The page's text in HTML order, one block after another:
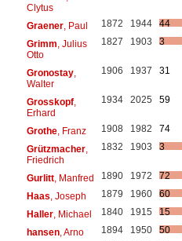
Clytus
Graener, Paul 1872 1944
44
Grimm , Julius
Otto
1827 1903 3
Gronostay,
Walter
1906 1937 31
Grosskopf,
Erhard
1934 2025 59
Grothe, Franz 1908 1982
74
Grützmacher,
Friedrich
1832 1903 3
Gurlitt, Manfred 1890 1972
72
Haas , Joseph 1879 1960
60
Haller, Michael 1840 1915
15
hansen, Arno 1894 1950
50